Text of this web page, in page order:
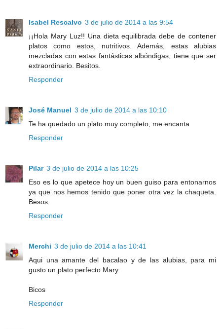
Isabel Rescalvo 3 de julio de 2014 a las 9:54
¡¡Hola Mary Luz!! Una dieta equilibrada debe de contener
platos como estos, nutritivos. Además, estas alubias
mezcladas con estas fantásticas albóndigas, tiene que ser
extraordinario. Besitos.
Responder
José Manuel 3 de julio de 2014 a las 10:10
Te ha quedado un plato muy completo, me encanta
Responder
Pilar 3 de julio de 2014 a las 10:25
Eso es lo que apetece hoy un buen guiso para entonarnos
ya que nos hemos tenido que poner otra vez la chaqueta.
Besos.
Responder
Merchi 3 de julio de 2014 a las 10:41
Aqui una amante del bacalao y de las alubias, para mi
gusto un plato perfecto Mary.
Bicos
Responder